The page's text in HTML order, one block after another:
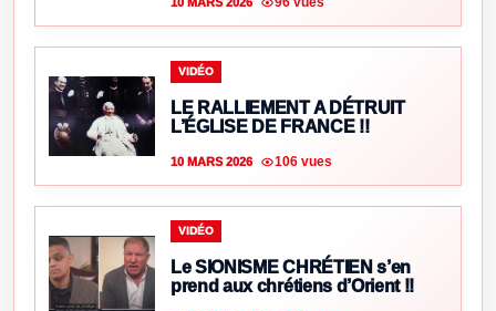
VIDÉO
LE RALLIEMENT A DÉTRUIT
L’ÉGLISE DE FRANCE !!
10 MARS 2026 106 vues
VIDÉO
Le SIONISME CHRÉTIEN s’en
prend aux chrétiens d’Orient !!